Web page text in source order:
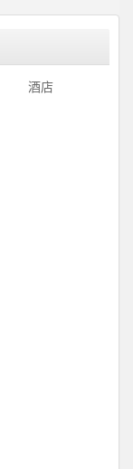
酒店